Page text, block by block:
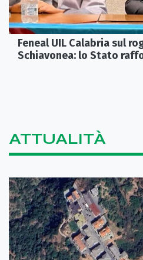
Feneal UIL Calabria sul
Schiavonea: lo Stato
ATTUALITÀ